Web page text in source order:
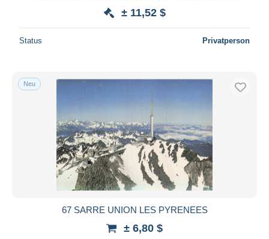
± 11,52 $
Status Privatperson
Neu
67 SARRE UNION LES PYRENEES
± 6,80 $